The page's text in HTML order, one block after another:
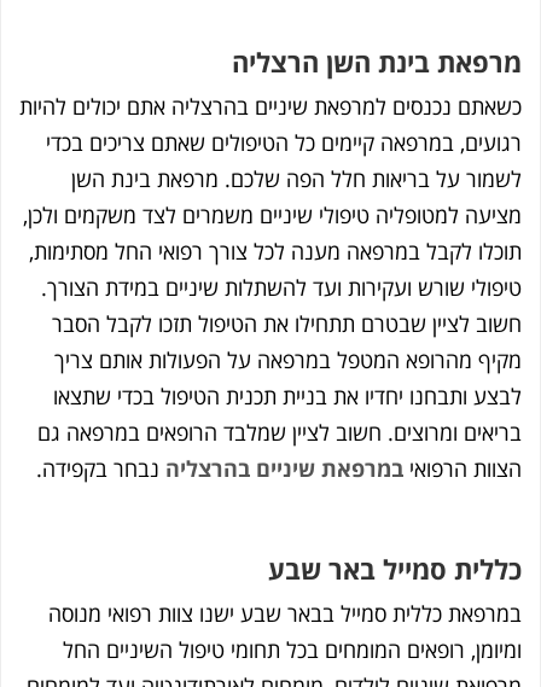
בינת השן הרצליה
נכנסים למרפאת שיניים בהרצליה אתם יכולים להיות
במרפאה קיימים כל הטיפולים שאתם צריכים בכדי
על בריאות חלל הפה שלכם. מרפאת בינת השן
למטופליה טיפולי שיניים משמרים לצד משקמים ולכן,
לקבל במרפאה מענה לכל צורך רפואי החל מסתימות,
שורש ועקירות ועד להשתלות שיניים במידת הצורך.
לציין שבטרם תתחילו את הטיפול תזכו לקבל הסבר
מהרופא המטפל במרפאה על הפעולות אותם צריך
ותבחנו יחדיו את בניית תכנית הטיפול בכדי שתצאו
ומרוצים. חשוב לציין שמלבד הרופאים במרפאה גם
הרפואיבמרפאת שיניים בהרצליהנבחר בקפידה.
סמייל באר שבע
כללית סמייל בבאר שבע ישנו צוות רפואי מנוסה
רופאים המומחים בכל תחומי טיפול השיניים החל